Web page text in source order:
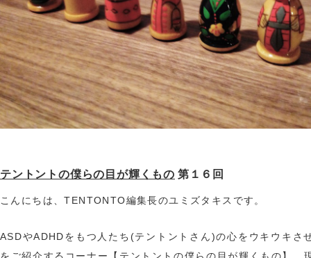
テントントの僕らの目が輝くもの 第１６回
こんにちは、TENTONTO編集長のユミズタキスです。
ASDやADHDをもつ人たち(テントントさん)の心をウキウキさ